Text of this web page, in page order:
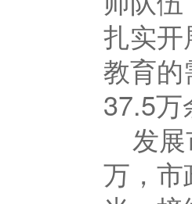
扎实
教育
37.5万
发
万，市